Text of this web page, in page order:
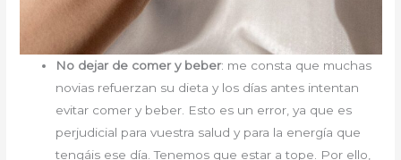
No dejar de comer y beber: me consta que muchas
novias refuerzan su dieta y los días antes intentan
evitar comer y beber. Esto es un error, ya que es
perjudicial para vuestra salud y para la energía que
tengáis ese día. Tenemos que estar a tope. Por ello,